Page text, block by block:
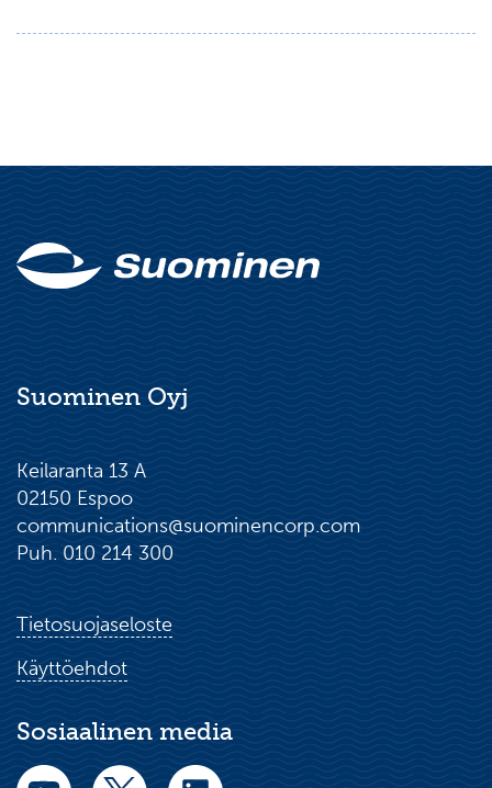
Suominen Oyj
Keilaranta 13 A
02150 Espoo
communications@suominencorp.com
Puh. 010 214 300
Tietosuojaseloste
Käyttöehdot
Sosiaalinen media